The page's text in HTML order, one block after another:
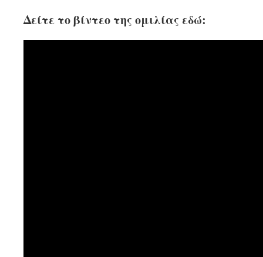
Δείτε το βίντεο της ομιλίας εδώ: